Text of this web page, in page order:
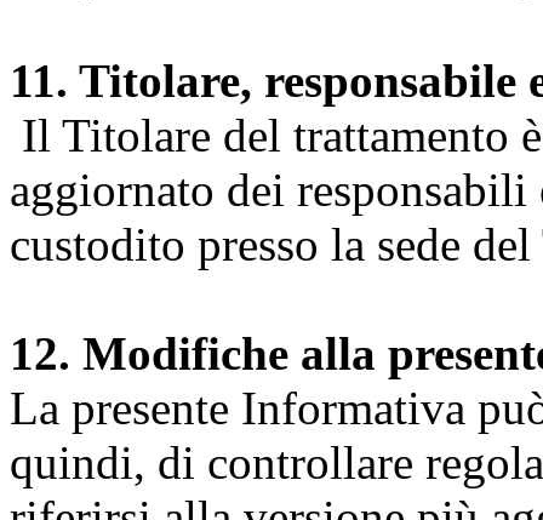
11. Titolare, responsabile
Il Titolare del trattamento
aggiornato dei
custodito presso la sede
12. Modifiche alla
La presente Informativa
quindi, di controllare